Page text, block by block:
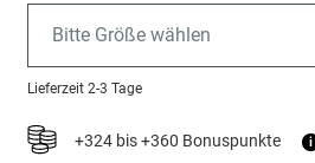
Bitte Größe wählen
Lieferzeit 2-3 Tage
+324 bis +360 Bonuspunkte i